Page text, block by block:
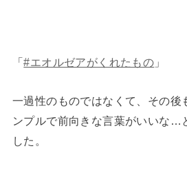
「#エオルゼアがくれたもの 」
一過性のものではなくて、その後
ンプルで前向きな言葉がいいな…
した。